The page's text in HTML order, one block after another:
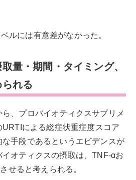
ルには有意差がなかった。
量・期間・タイミング、
れる
、プロバイオティクスサプリメ
による総症状重症度スコア
手段であるというエビデンスが
オティクスの摂取は、TNF-αお
せると考えられる。